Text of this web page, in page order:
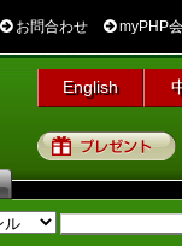
お問合わせ myPHP
English